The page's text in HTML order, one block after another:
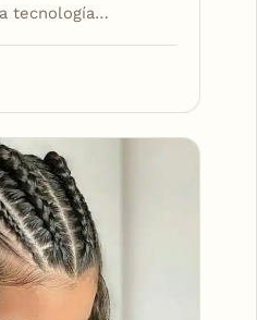
tecnología…